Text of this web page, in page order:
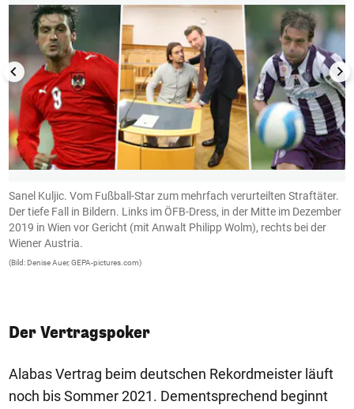
Sanel Kuljic. Vom Fußball-Star zum mehrfach verurteilten Straftäter.
Der tiefe Fall in Bildern. Links im ÖFB-Dress, in der Mitte im Dezember
2019 in Wien vor Gericht (mit Anwalt Philipp Wolm), rechts bei der
Wiener Austria.
(Bild: Denise Auer, GEPA-pictures.com)
Der Vertragspoker
Alabas Vertrag beim deutschen Rekordmeister läuft
noch bis Sommer 2021. Dementsprechend beginnt